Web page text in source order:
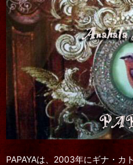
PAPAYAは、2003年にギナ・カ